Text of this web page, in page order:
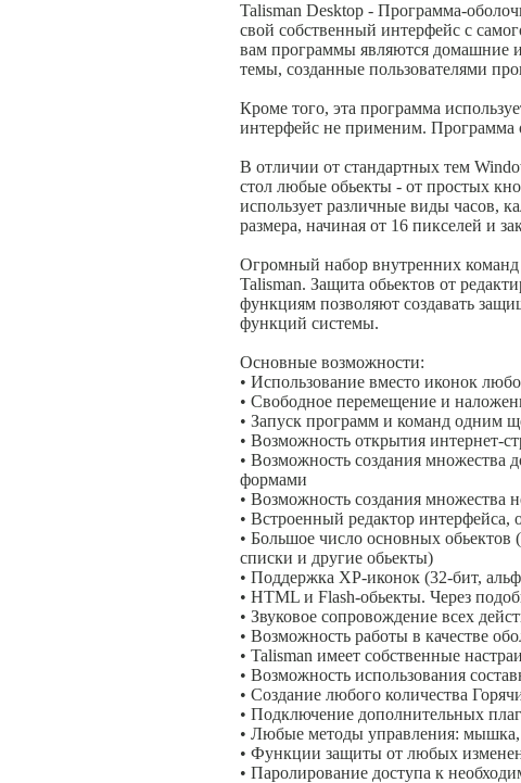
Talisman Desktop - Программа-
свой собственный интерфейс с
вам программы являются домашние
темы, созданные пользователями
Кроме того, эта программа
интерфейс не применим. Программа
В отличии от стандартных тем
стол любые обьекты - от простых
использует различные виды часов,
размера, начиная от 16 пикселей и
Огромный набор внутренних
Talisman. Защита обьектов от
функциям позволяют создавать
функций системы.
Основные возможности:
• Использование вместо иконок
• Свободное перемещение и
• Запуск программ и команд одним
• Возможность открытия интернет-
• Возможность создания множества
формами
• Возможность создания
• Встроенный редактор
• Большое число основных
списки и другие обьекты)
• Поддержка XP-иконок (32-бит,
• HTML и Flash-обьекты. Через
• Звуковое сопровождение всех
• Возможность работы в качестве
• Talisman имеет собственные
• Возможность использования
• Создание любого количества
• Подключение дополнительных
• Любые методы управления:
• Функции защиты от любых
• Паролирование доступа к